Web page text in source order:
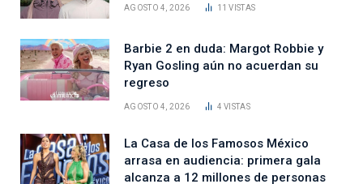
AGOSTO 4, 2026 11VISTAS
Barbie 2 en duda: Margot Robbie y
Ryan Gosling aún no acuerdan su
regreso
AGOSTO 4, 2026 4VISTAS
La Casa de los Famosos México
arrasa en audiencia: primera gala
alcanza a 12 millones de personas